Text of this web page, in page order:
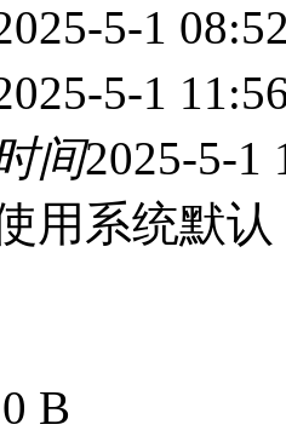
5-1
5-1
间2025-5-1
用系统默认
B